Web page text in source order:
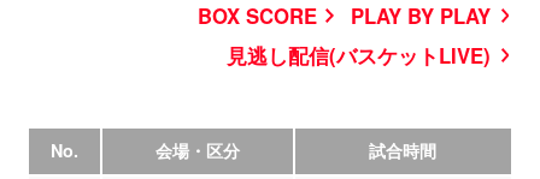
BOX SCORE
PLAY BY PLAY
見逃し配信(バスケットLIVE)
No. 会場・区分 試合時間